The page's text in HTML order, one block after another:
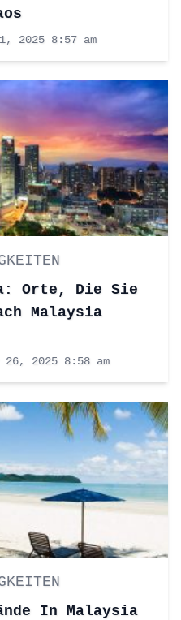
2025 8:57 am
Orte, Die Sie
Malaysia
26, 2025 8:58 am
In Malaysia